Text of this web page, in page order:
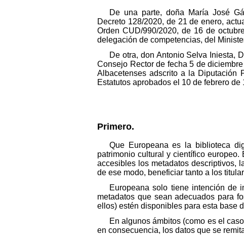
De una parte, doña María José
Decreto 128/2020, de 21 de enero,
Orden CUD/990/2020, de 16 de
delegación de competencias, del
De otra, don Antonio Selva Iniesta,
Consejo Rector de fecha 5 de
Albacetenses adscrito a la Diputación
Estatutos aprobados el 10 de febrero
Primero.
Que Europeana es la biblioteca
patrimonio cultural y científico
accesibles los metadatos descriptivos,
de ese modo, beneficiar tanto a los
Europeana solo tiene intención de
metadatos que sean adecuados para
ellos) estén disponibles para esta base
En algunos ámbitos (como es el
en consecuencia, los datos que se